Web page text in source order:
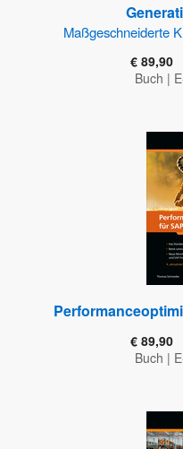
Maßgeschneiderte
€ 89,90
Buch |
€ 89,90
Buch |